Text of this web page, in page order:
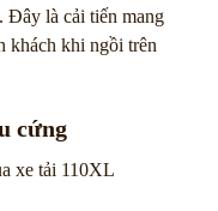
Đây là cải tiến mang
khách khi ngồi trên
cứng